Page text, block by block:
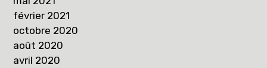
février 2021
octobre 2020
août 2020
avril 2020